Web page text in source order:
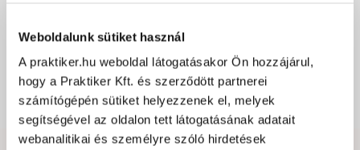
Weboldalunk sütiket használ
A praktiker.hu weboldal látogatásakor Ön hozzájárul,
hogy a Praktiker Kft. és szerződött partnerei
számítógépén sütiket helyezzenek el, melyek
segítségével az oldalon tett látogatásának adatait
webanalitikai és személyre szóló hirdetések
Dokumentumok, felelős személy